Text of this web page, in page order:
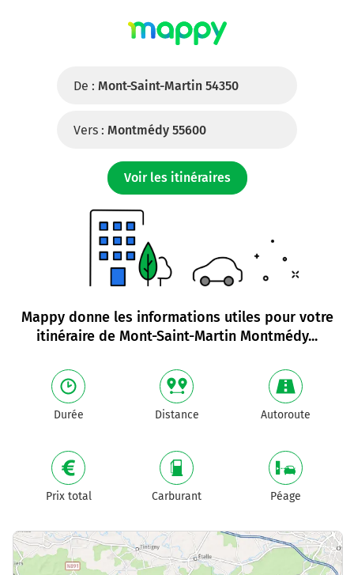
De : Mont-Saint-Martin 54350
Vers : Montmédy 55600
Voir les itinéraires
Mappy donne les informations utiles pour votre
itinéraire de Mont-Saint-Martin Montmédy...
Durée Distance Autoroute
Prix total Carburant Péage